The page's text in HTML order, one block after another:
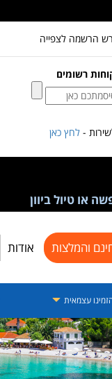
או טיול ביוון
והמלצות אודות
עצמאית
הרשמה לצפייה
רשומים
- לחץ כאן